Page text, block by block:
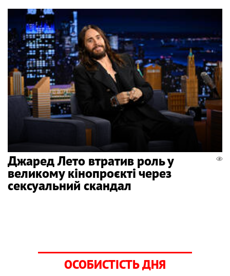
Джаред Лето втратив роль у
великому кінопроєкті через
сексуальний скандал
ОСОБИСТІСТЬ ДНЯ